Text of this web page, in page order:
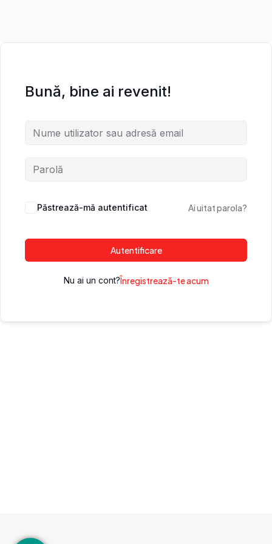
Bună, bine ai revenit!
Păstrează-mă autentificat Ai uitat parola?
Autentificare
Nu ai un cont?Înregistrează-te acum